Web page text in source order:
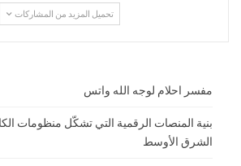
تحميل المزيد من المشاركات
مفسر احلام لوجه الله واتس
بنية المنصات الرقمية التي تشكّل منظومات
الشرق الأوسط